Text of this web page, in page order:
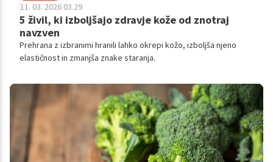
11. 03. 2026 03.29
5 živil, ki izboljšajo zdravje kože od znotraj
navzven
Prehrana z izbranimi hranili lahko okrepi kožo, izboljša njeno
elastičnost in zmanjša znake staranja.